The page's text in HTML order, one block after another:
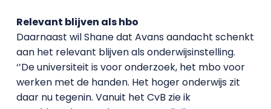
Relevant blijven als hbo
Daarnaast wil Shane dat Avans aandacht schenkt
aan het relevant blijven als onderwijsinstelling.
‘’De universiteit is voor onderzoek, het mbo voor
werken met de handen. Het hoger onderwijs zit
daar nu tegenin. Vanuit het CvB zie ik